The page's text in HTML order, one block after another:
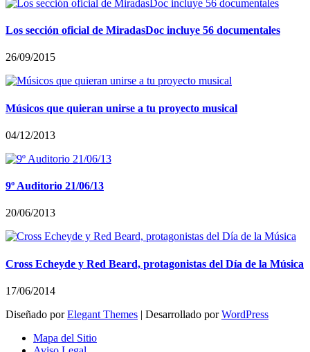
Los sección oficial de MiradasDoc incluye 56 documentales
26/09/2015
Músicos que quieran unirse a tu proyecto musical
04/12/2013
9º Auditorio 21/06/13
20/06/2013
Cross Echeyde y Red Beard, protagonistas del Día de la Música
17/06/2014
Diseñado porElegant Themes | Desarrollado porWordPress
Mapa del Sitio